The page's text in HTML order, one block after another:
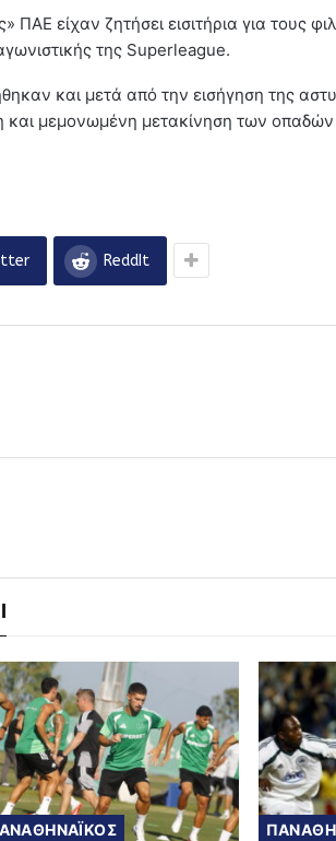
ΠΑΕ είχαν ζητήσει εισιτήρια για τους
της Superleague.
και μετά από την εισήγηση της
μεμονωμένη μετακίνηση των οπαδών
ReddIt